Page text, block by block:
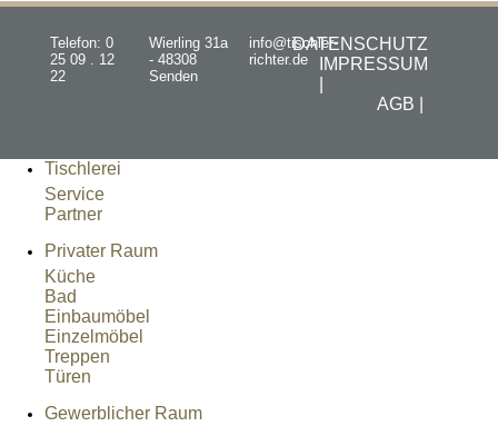
Telefon: 0
25 09 . 12
22
Wierling 31a
- 48308
Senden
info@tischler-
richter.de
DATENSCHUTZ
IMPRESSUM
AGB |
Tischlerei
Service
Partner
Privater Raum
Küche
Bad
Einbaumöbel
Einzelmöbel
Treppen
Türen
Gewerblicher Raum